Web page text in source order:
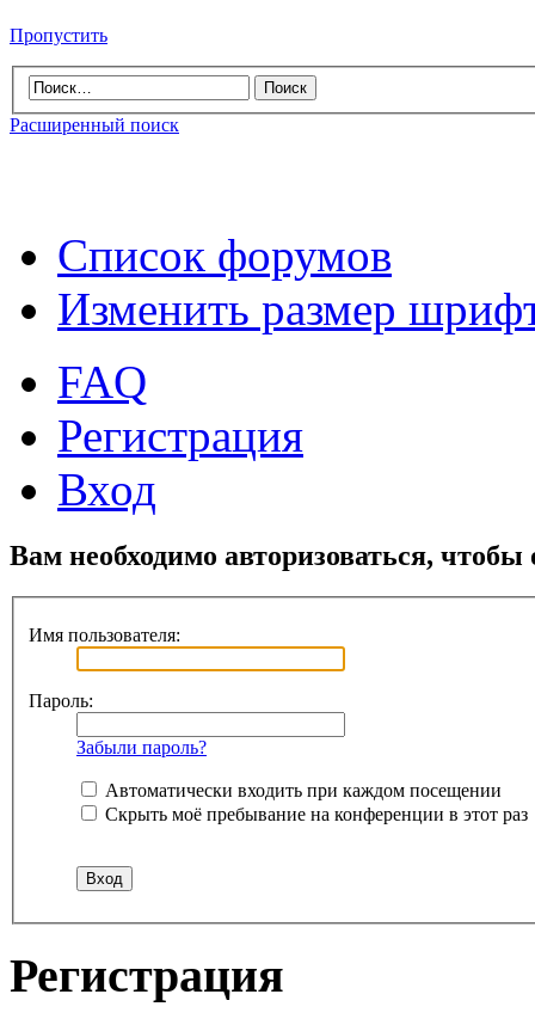
Пропустить
Расширенный поиск
Список форумов
Изменить размер
FAQ
Регистрация
Вход
Вам необходимо авторизоваться,
Имя пользователя:
Пароль:
Забыли пароль?
Автоматически входить при каждом посещении
Скрыть моё пребывание на конференции в этот раз
Регистрация